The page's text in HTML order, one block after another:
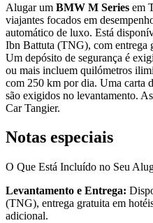
Alugar um BMW M Series em
viajantes focados em
automático de luxo. Está
Ibn Battuta (TNG), com entrega
Um depósito de segurança é
ou mais incluem quilómetros
com 250 km por dia. Uma carta
são exigidos no levantamento.
Car Tangier.
Notas especiais
O Que Está Incluído no Seu
Levantamento e Entrega:
(TNG), entrega gratuita em
adicional.